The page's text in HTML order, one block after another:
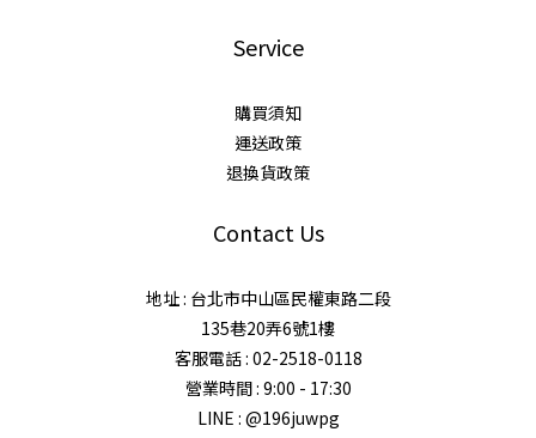
Service
購買須知
運送政策
退換貨政策
Contact Us
地址 : 台北市中山區民權東路二段
135巷20弄6號1樓
客服電話 : 02-2518-0118
營業時間 : 9:00 - 17:30
LINE : @196juwpg